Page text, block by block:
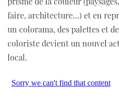
faire, architecture…) et en
un colorama, des palettes et
coloriste devient un nouvel
local.